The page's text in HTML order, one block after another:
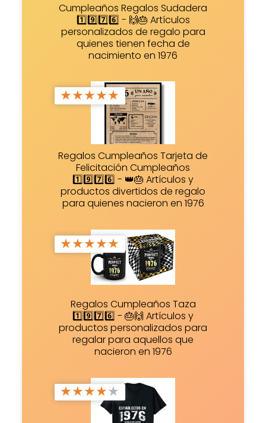
Cumpleaños Regalos Sudadera
1️⃣9️⃣7️⃣6️⃣ - 🙌🎂 Artículos
personalizados de regalo para
quienes tienen fecha de
nacimiento en 1976
★★★★★
Regalos Cumpleaños Tarjeta de
Felicitación Cumpleaños
1️⃣9️⃣7️⃣6️⃣ - 👑🎂 Artículos y
productos divertidos de regalo
para quienes nacieron en 1976
★★★★★
Regalos Cumpleaños Taza
1️⃣9️⃣7️⃣6️⃣ - 🎂🙌 Artículos y
productos personalizados para
regalar para aquellos que
nacieron en 1976
★★★★★